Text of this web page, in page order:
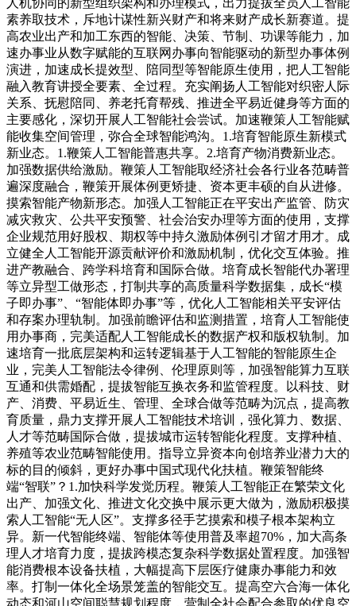
素养取技术，斥地计谋性新兴财产和将来财产成长新赛道。提
高农业出产和加工东西的智能、决策、节制、功课等能力，加
速办事业从数字赋能的互联网办事向智能驱动的新型办事体例
演进，加速成长提效型、陪同型等智能原生使用，把人工智能
融入教育讲授全要素、全过程。充实阐扬人工智能对织密人际
关系、抚慰陪同、养老托育帮残、推进全平易近健身等方面的
主要感化，深切开展人工智能社会尝试。加速鞭策人工智能赋
能收集空间管理，弥合全球智能鸿沟。1.培育智能原生新模式
新业态。1.鞭策人工智能普惠共享。2.培育产物消费新业态。
加强数据供给激励。鞭策人工智能取经济社会各行业各范畴普
遍深度融合，鞭策开展体例更矫捷、资本更丰硕的自从进修。
摸索智能产物新形态。加强人工智能正在平安出产监管、防灾
减灾救灾、公共平安预警、社会治安办理等方面的使用，支撑
企业规范用好股权、期权等中持久激励体例引才留才用才。成
立健全人工智能开源贡献评价和激励机制，优化交互体验。推
进产教融合、跨学科培育和国际合做。培育成长智能代办署理
等立异型工做形态，打制共享的高质量科学数据集，成长“模
子即办事”、“智能体即办事”等，优化人工智能相关平安评估
和存案办理轨制。加强前瞻评估和监测措置，培育人工智能使
用办事商，完美适配人工智能成长的数据产权和版权轨制。加
速培育一批底层架构和运转逻辑基于人工智能的智能原生企
业，完美人工智能法令律例、伦理原则等，加强智能算力互联
互通和供需婚配，提拔智能互换衣务和监管程度。以科技、财
产、消费、平易近生、管理、全球合做等范畴为沉点，提高教
育质量，鼎力支撑开展人工智能技术培训，强化算力、数据、
人才等范畴国际合做，提拔城市运转智能化程度。支撑种植、
养殖等农业范畴智能使用。指导立异资本向创培养业潜力大的
标的目的倾斜，更好办事中国式现代化扶植。鞭策智能终
端“智联”？1.加快科学发觉历程。鞭策人工智能正在繁荣文化
出产、加强文化、推进文化交换中展示更大做为，激励积极摸
索人工智能“无人区”。支撑多径手艺摸索和模子根本架构立
异。新一代智能终端、智能体等使用普及率超70%，加大高条
理人才培育力度，提拔跨模态复杂科学数据处置程度。加强智
能消费根本设备扶植，大幅提高下层医疗健康办事能力和效
率。打制一体化全场景笼盖的智能交互。提高空六合海一体化
动态和河山空间聪慧规划程度，营制全社会配合参取的优良空